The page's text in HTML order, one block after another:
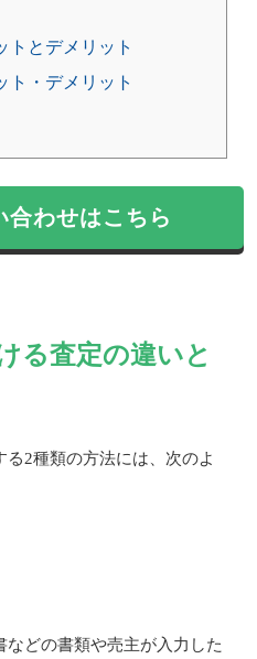
トとデメリット
ト・デメリット
合わせはこちら
る査定の違いと
2種類の方法には、次のよ
どの書類や売主が入力した